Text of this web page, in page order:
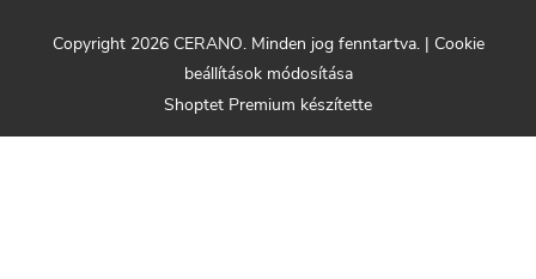
Shoptet Premium készítette
Copyright 2026 CERANO. Minden jog fenntartva. | Cookie
beállítások módosítása